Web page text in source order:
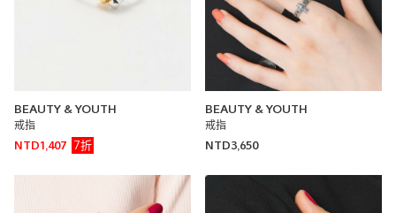
BEAUTY & YOUTH
戒指
NTD1,407
7折
BEAUTY & YOUTH
戒指
NTD3,650